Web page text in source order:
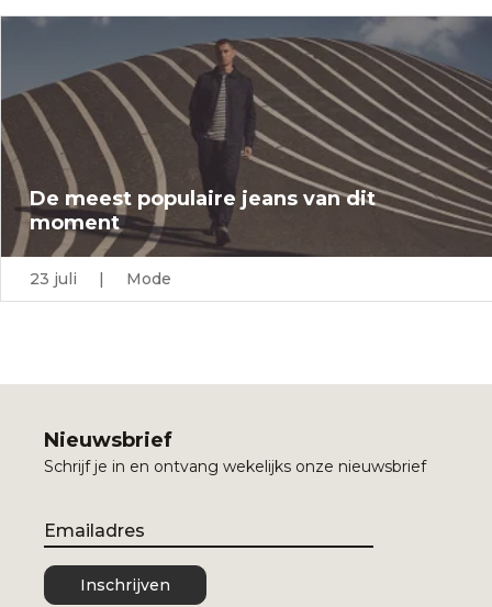
De meest populaire jeans van dit
moment
23 juli | Mode
Nieuwsbrief
Schrijf je in en ontvang wekelijks onze nieuwsbrief
Email
Inschrijven